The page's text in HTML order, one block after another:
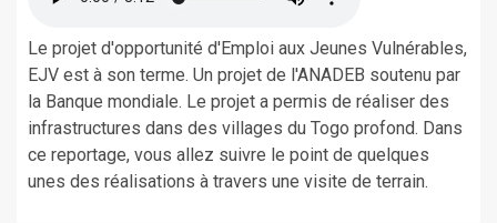
Le projet d'opportunité d'Emploi aux Jeunes Vulnérables,
EJV est à son terme. Un projet de l'ANADEB soutenu par
la Banque mondiale. Le projet a permis de réaliser des
infrastructures dans des villages du Togo profond. Dans
ce reportage, vous allez suivre le point de quelques
unes des réalisations à travers une visite de terrain.